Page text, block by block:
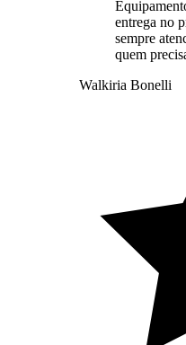
entrega no
sempre
quem
Walkiria Bonelli